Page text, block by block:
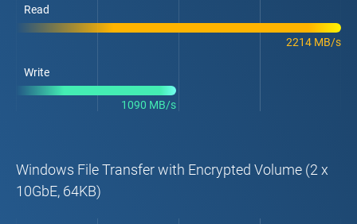
Read
2214 MB/s
Write
1090 MB/s
Windows File Transfer with Encrypted Volume (2 x
10GbE, 64KB)